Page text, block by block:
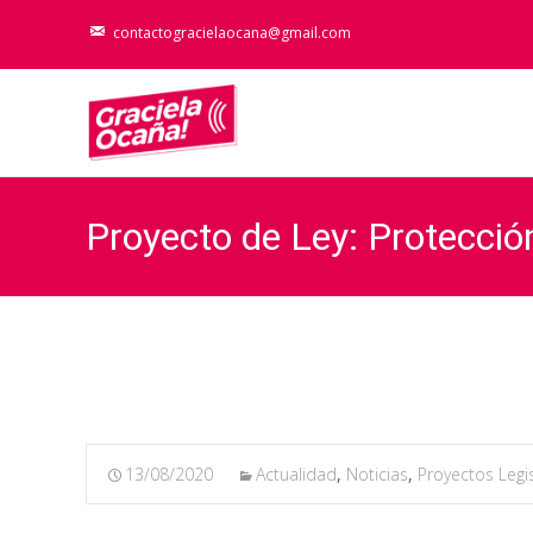
contactogracielaocana@gmail.com
Proyecto de Ley:
13/08/2020 Actualidad, Noticias, Proyectos